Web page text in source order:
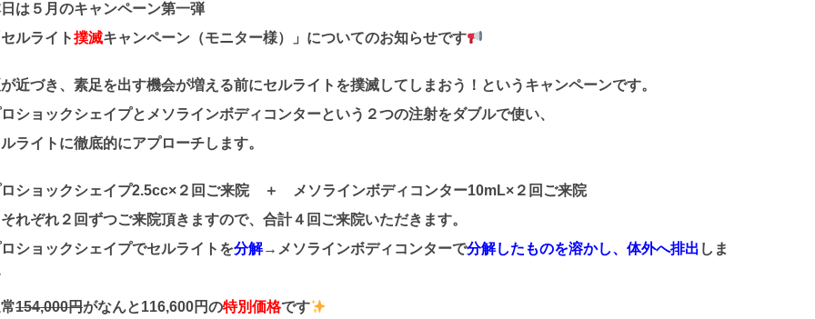
は５月のキャンペーン第一弾
セルライト撲滅キャンペーン（モニター様） 」についてのお知らせです
近づき、素足を出す機会が増える前にセルライトを撲滅してしまおう！というキャンペーンです。
ショックシェイプとメソラインボディコンターという２つの注射をダブルで使い、
ライトに徹底的にアプローチします。
ショックシェイプ2.5cc×２回ご来院 ＋
メソラインボディコンター10mL×２回ご来院
れぞれ２回ずつご来院頂きますので、 合計４回ご来院いただきます。
ショックシェイプでセルライトを分解→メソラインボディコンターで分解したものを溶かし、体外へ排出 しま
154,000円がなんと116,600円の特別価格です